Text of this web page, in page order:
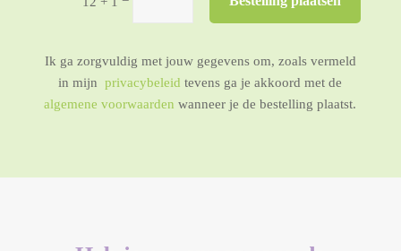
Ik ga zorgvuldig met jouw gegevens om, zoals vermeld
in mijnprivacybeleid tevens ga je akkoord met de
algemene voorwaarden wanneer je de bestelling plaatst.